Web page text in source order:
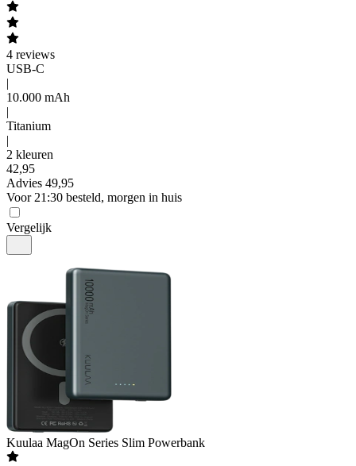
4 reviews
USB-C
|
10.000 mAh
|
Titanium
|
2 kleuren
42,95
Advies 49,95
Voor 21:30 besteld, morgen in huis
Vergelijk
Kuulaa MagOn Series Slim Powerbank